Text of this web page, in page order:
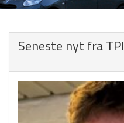
Hovedafdeling
Fodbold
Seneste nyt fra